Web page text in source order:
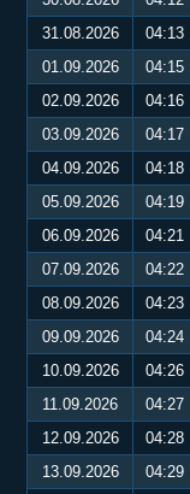
31.08.2026
04:13
01.09.2026
04:15
02.09.2026
04:16
03.09.2026
04:17
04.09.2026
04:18
05.09.2026
04:19
06.09.2026
04:21
07.09.2026
04:22
08.09.2026
04:23
09.09.2026
04:24
10.09.2026
04:26
11.09.2026
04:27
12.09.2026
04:28
13.09.2026
04:29